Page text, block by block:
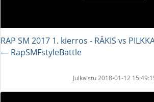
RAP SM 2017 1. kierros - RÄKIS vs
― RapSMFstyleBattle
Julkaistu 2018-01-12